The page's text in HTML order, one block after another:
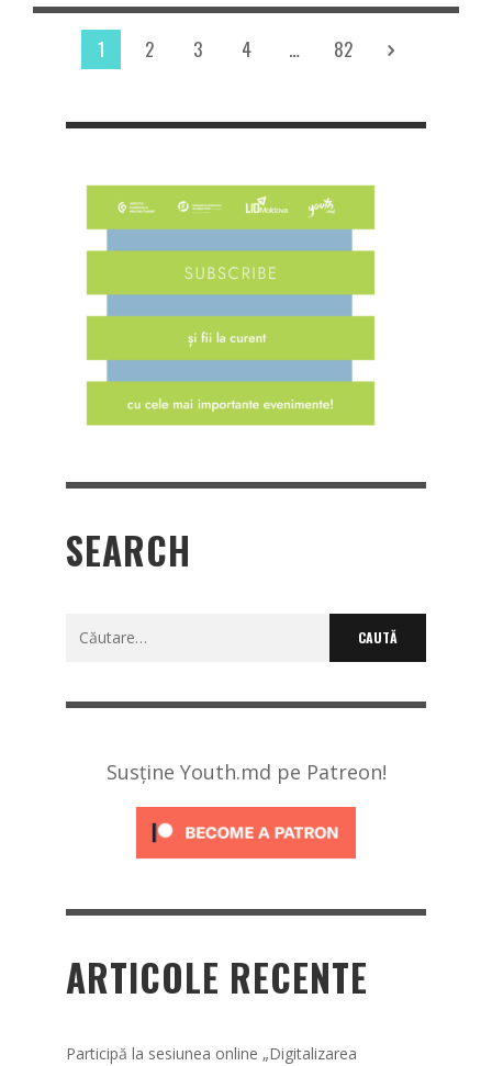
1 2 3 4 … 82
SEARCH
Caută
Susține Youth.md pe Patreon!
ARTICOLE RECENTE
Participă la sesiunea online „Digitalizarea